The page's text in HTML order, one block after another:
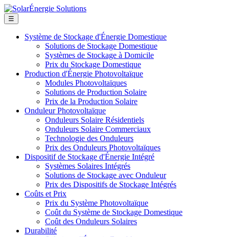
☰
Système de Stockage d'Énergie Domestique
Solutions de Stockage Domestique
Systèmes de Stockage à Domicile
Prix du Stockage Domestique
Production d'Énergie Photovoltaïque
Modules Photovoltaïques
Solutions de Production Solaire
Prix de la Production Solaire
Onduleur Photovoltaïque
Onduleurs Solaire Résidentiels
Onduleurs Solaire Commerciaux
Technologie des Onduleurs
Prix des Onduleurs Photovoltaïques
Dispositif de Stockage d'Énergie Intégré
Systèmes Solaires Intégrés
Solutions de Stockage avec Onduleur
Prix des Dispositifs de Stockage Intégrés
Coûts et Prix
Prix du Système Photovoltaïque
Coût du Système de Stockage Domestique
Coût des Onduleurs Solaires
Durabilité